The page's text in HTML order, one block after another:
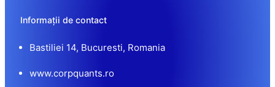
Informații de contact
Bastiliei 14, Bucuresti, Romania
www.corpquants.ro